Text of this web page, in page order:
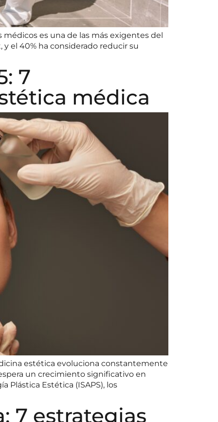
médicos es una de las más exigentes del
el 40% ha considerado reducir su
7
médica
estética evoluciona constantemente
un crecimiento significativo en
Plástica Estética (ISAPS), los
7 estrategias